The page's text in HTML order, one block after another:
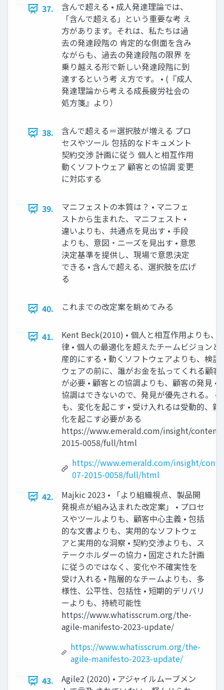
37.
含んで超える • 成人発達理論では、
「含んで超える」という重要な考 え
方があります。それは、私たちは過
去の発達段階の 肯定的な側面を含み
ながらも、過去の発達段階の限界 を
乗り越える形で新しい発達段階に到
達するという考 え方です。 • (『成人
発達理論から考える成長疲労社会の
処方箋』より）
38.
含んで超える＝選択肢が増える プロ
セスやツール 包括的なドキュメント
契約交渉 計画に従う 個人と相互作用
動くソフトウェア 顧客との協調 変更
に対応する
39.
マニフェストの本質は？ • マニフェ
ストから生まれた、マニフェスト •
違いよりも、共通点を見出す • 手段
よりも、意図・ニーズを見出す • 意思
決定基準を提供し、現場で意思決定
できる • 含んで超える、選択肢を広げ
る
40. これまでの改定案を眺めてみる
41.
Kent Beck(2010) • 個人と相互作用よりも、
律 • 個人の最適化を超えたチームビジョン
産的にする • 動くソフトウェアよりも、検証
ウェアの前に、誰がお金を払ってくれる顧
が必要 • 顧客との協調よりも、顧客の発見 •
協調はできないので、発見が優先される。 •
も、変化を起こす • 受け入れるは受動的、
化を起こす必要がある
https://www.emerald.com/insight/
2015-0058/full/html
https://www.emerald.com/insight/
07-2015-0058/full/html
42.
Majkic 2023 • 「より組織視点、製品開
発視点が組み込まれた改定案」 • プロセ
スやツールよりも、顧客中心主義 • 包括
的な文書よりも、実用的なソフトウェ
アと実用的な洞察 • 契約交渉よりも、ス
テークホルダーの協力 • 固定された計画
に従うのではなく、変化や不確実性を
受け入れる • 階層的なチームよりも、多
様性、公平性、包括性 • 短期的デリバリ
ーよりも、持続可能性
https://www.whatisscrum.org/the-
agile-manifesto-2023-update/
https://www.whatisscrum.org/the-
agile-manifesto-2023-update/
43.
Agile2 (2020) • アジャイルムーブメン